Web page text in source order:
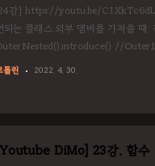
강] https://youtu.be/
되는 클래스 외부 멤버를 가져쓸
//
틀린 2022. 4. 30.
DiMo] 23강. 함수